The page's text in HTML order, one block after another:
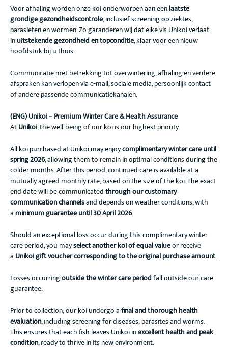
Voor afhaling worden onze koi onderworpen aan eenlaatste
grondige gezondheidscontrole, inclusief screening op ziektes,
parasieten en wormen. Zo garanderen wij dat elke vis Unikoi verlaat
inuitstekende gezondheid en topconditie, klaar voor een nieuw
hoofdstuk bij u thuis.
Communicatie met betrekking tot overwintering, afhaling en verdere
afspraken kan verlopen via e-mail, sociale media, persoonlijk contact
of andere passende communicatiekanalen.
(ENG) Unikoi – Premium Winter Care & Health Assurance
AtUnikoi, the well-being of our koi is our highest priority.
All koi purchased at Unikoi may enjoycomplimentary winter care until
spring 2026, allowing them to remain in optimal conditions during the
colder months. After this period, continued care is available at a
mutually agreed monthly rate, based on the size of the koi. The exact
end date will be communicatedthrough our customary
communication channelsand depends on weather conditions, with
a minimum guarantee until 30 April 2026.
Should an exceptional loss occur during this complimentary winter
care period, you mayselect another koi of equal valueor receive
a Unikoi gift voucher corresponding to the original purchase amount.
Losses occurringoutside the winter care periodfall outside our care
guarantee.
Prior to collection, our koi undergo afinal and thorough health
evaluation, including screening for diseases, parasites and worms.
This ensures that each fish leaves Unikoi inexcellent health and peak
condition, ready to thrive in its new environment.